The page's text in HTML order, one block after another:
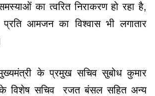
का त्वरित निराकरण हो रहा है,
आमजन का विश्वास भी लगातार
के प्रमुख सचिव सुबोध कुमार
के विशेष सचिव रजत बंसल सहित अन्य